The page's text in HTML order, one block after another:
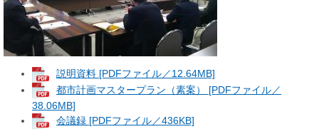
説明資料 [PDFファイル／12.64MB]
都市計画マスタープラン（素案） [PDFファイル／
38.06MB]
会議録 [PDFファイル／436KB]